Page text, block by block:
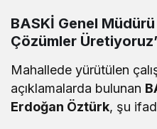
BASKİ Genel Müdürü
Çözümler
Mahallede yürütülen
açıklamalarda bulunan
Erdoğan Öztürk, şu